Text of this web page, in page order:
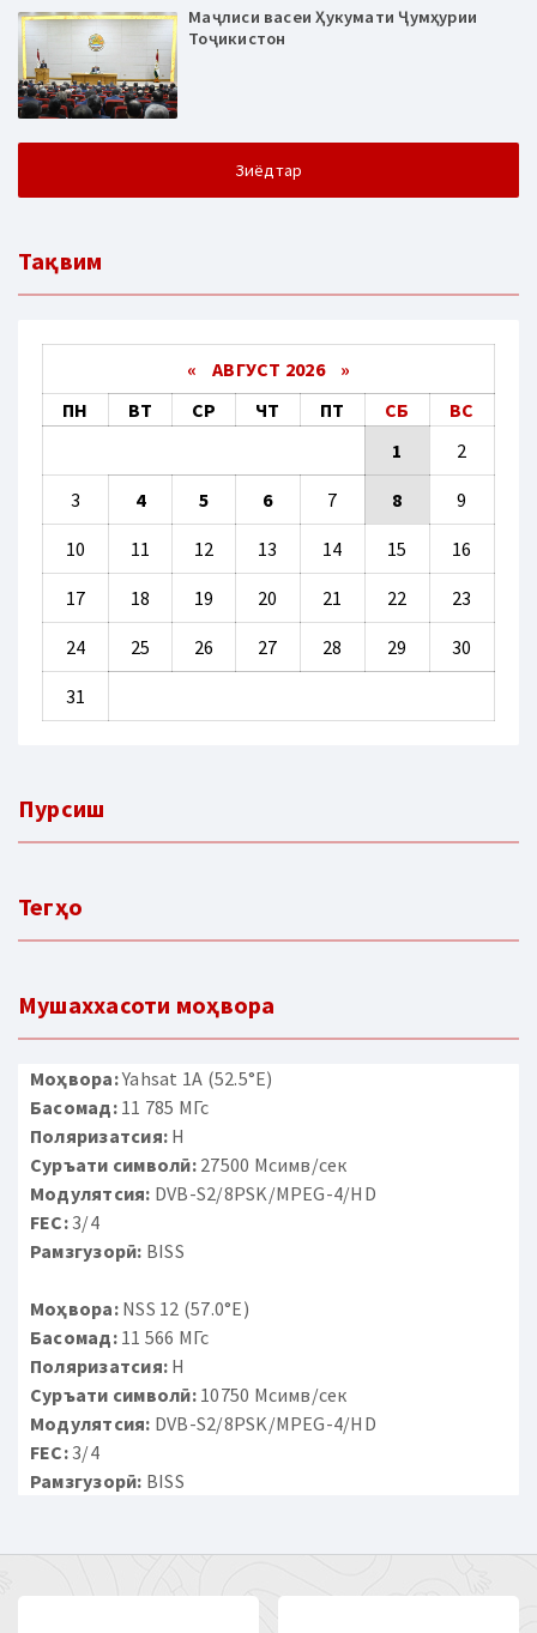
Маҷлиси васеи Ҳукумати Ҷумҳурии
Тоҷикистон
Зиёдтар
Тақвим
« АВГУСТ 2026 »
ПН
ВТ СР ЧТ ПТ СБ
ВС
1
2
3 4 5 6 7 8 9
10 11 12 13 14 15 16
17 18 19 20 21 22 23
24 25 26 27 28 29 30
31
Пурсиш
Тегҳо
Мушаххасоти моҳвора
Моҳвора:Yahsat 1A (52.5°E)
Басомад:11 785 МГс
Поляризатсия: H
Суръати символӣ:27500 Мсимв/сек
Модулятсия: DVB-S2/8PSK/MPEG-4/HD
FEC:3/4
Рамзгузорӣ: BISS
Моҳвора:NSS 12 (57.0°E)
Басомад:11 566 МГс
Поляризатсия: H
Суръати символӣ:10750 Мсимв/сек
Модулятсия: DVB-S2/8PSK/MPEG-4/HD
FEC:3/4
Рамзгузорӣ: BISS